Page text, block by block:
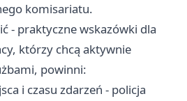
komisariatu.
- praktyczne wskazówki dla
którzy chcą aktywnie
powinni:
i czasu zdarzeń - policja